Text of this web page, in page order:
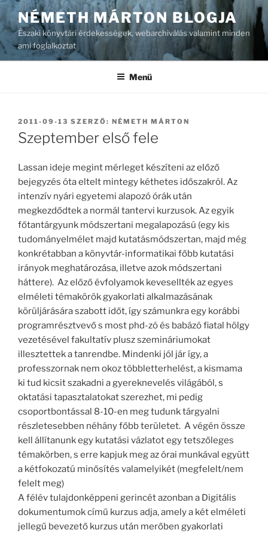
Tartalomhoz
NÉMETH MÁRTON BLOGJA
Északi könyvtári érdekességek, webarchiválás valamint minden
ami foglalkoztat
Menü
BEKÜLDVE:
2011-09-13 SZERZŐ: NÉMETH MÁRTON
Szeptember első fele
Lassan ideje megint mérleget készíteni az előző
bejegyzés óta eltelt mintegy kéthetes időszakról. Az
intenzív nyári egyetemi alapozó órák után
megkezdődtek a normál tantervi kurzusok. Az egyik
főtantárgyunk módszertani megalapozású (egy kis
tudományelmélet majd kutatásmódszertan, majd még
konkrétabban a könyvtár-informatikai főbb kutatási
irányok meghatározása, illetve azok módszertani
háttere). Az előző évfolyamok kevesellték az egyes
elméleti témakörök gyakorlati alkalmazásának
körüljárására szabott időt, így számunkra egy korábbi
programrésztvevő s most phd-zó és babázó fiatal hölgy
vezetésével fakultatív plusz szemináriumokat
illesztettek a tanrendbe. Mindenki jól jár így, a
professzornak nem okoz többletterhelést, a kismama
ki tud kicsit szakadni a gyereknevelés világából, s
oktatási tapasztalatokat szerezhet, mi pedig
csoportbontással 8-10-en meg tudunk tárgyalni
részletesebben néhány főbb területet. A végén össze
kell állítanunk egy kutatási vázlatot egy tetszőleges
témakörben, s erre kapjuk meg az órai munkával együtt
a kétfokozatú minősítés valamelyikét (megfelelt/nem
felelt meg)
A félév tulajdonképpeni gerincét azonban a Digitális
dokumentumok című kurzus adja, amely a két elméleti
jellegű bevezető kurzus után merőben gyakorlati